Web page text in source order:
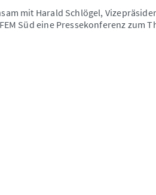
mit Harald Schlögel,
Süd eine Pressekonferenz zum